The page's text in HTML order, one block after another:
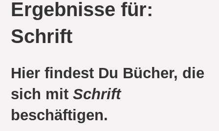
Ergebnisse für:
Schrift
Hier findest Du Bücher, die
sich mitSchrift
beschäftigen.